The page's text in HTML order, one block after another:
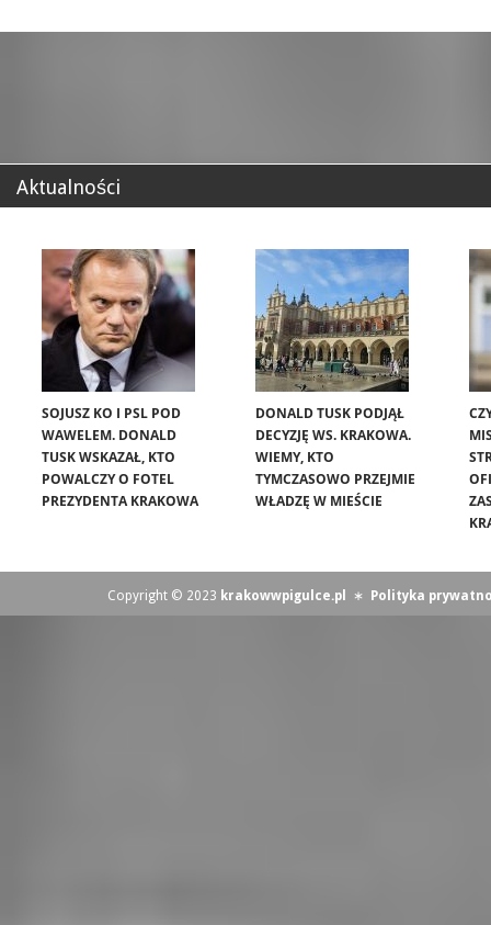
Aktualności
SOJUSZ KO I PSL POD
WAWELEM. DONALD
TUSK WSKAZAŁ, KTO
POWALCZY O FOTEL
PREZYDENTA KRAKOWA
DONALD TUSK PODJĄŁ
DECYZJĘ WS. KRAKOWA.
WIEMY, KTO
TYMCZASOWO PRZEJMIE
WŁADZĘ W MIEŚCIE
Copyright © 2023 krakowwpigulce.pl ∗ Polityka